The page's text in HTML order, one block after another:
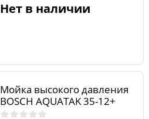
Нет в наличии
Мойка высокого давления
BOSCH AQUATAK 35-12+